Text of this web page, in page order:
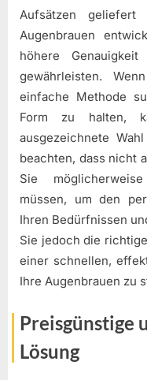
Aufsätzen
Augenbrauen
höhere
gewährleisten.
einfache Methode
Form zu halten,
ausgezeichnete
beachten, dass nicht
Sie
müssen, um den
Ihren Bedürfnissen
Sie jedoch die
einer schnellen,
Ihre Augenbrauen zu
Preisgünstige
Lösung